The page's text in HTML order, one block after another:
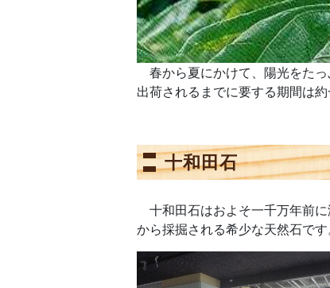
春から夏にかけて、陽光をた
出荷されるまでに要する期間は
十和田石
十和田石はおよそ一千万年前に
から採掘される希少な天然石です